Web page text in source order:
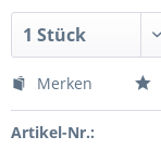
Merken
Artikel-Nr.: